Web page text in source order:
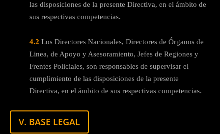
las disposiciones de la presente Directiva, en el ámbito de
sus respectivas competencias.
4.2 Los Directores Nacionales, Directores de Órganos de
Linea, de Apoyo y Asesoramiento, Jefes de Regiones y
Frentes Policiales, son responsables de supervisar el
cumplimiento de las disposiciones de la presente
Directiva, en el ámbito de sus respectivas competencias.
V. BASE LEGAL